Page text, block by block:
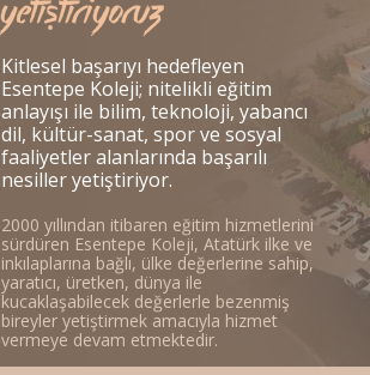
Kitlesel başarıyı hedefleyen
Esentepe Koleji; nitelikli eğitim
anlayışı ile bilim, teknoloji, yabancı
dil, kültür-sanat, spor ve sosyal
faaliyetler alanlarında başarılı
nesiller yetiştiriyor.
2000 yıllından itibaren eğitim hizmetlerini
sürdüren Esentepe Koleji, Atatürk ilke ve
inkılaplarına bağlı, ülke değerlerine sahip,
yaratıcı, üretken, dünya ile
kucaklaşabilecek değerlerle bezenmiş
bireyler yetiştirmek amacıyla hizmet
vermeye devam etmektedir.